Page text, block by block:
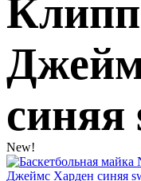
синяя
New!